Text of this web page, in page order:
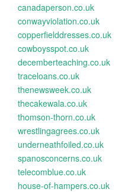
canadaperson.co.uk
conwayviolation.co.uk
copperfielddresses.co.uk
cowboysspot.co.uk
decemberteaching.co.uk
traceloans.co.uk
thenewsweek.co.uk
thecakewala.co.uk
thomson-thorn.co.uk
wrestlingagrees.co.uk
underneathfoiled.co.uk
spanosconcerns.co.uk
telecomblue.co.uk
house-of-hampers.co.uk